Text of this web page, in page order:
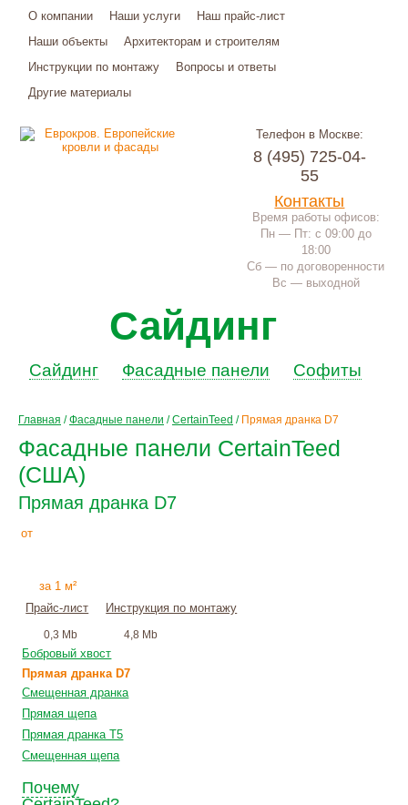
О компании Наши услуги
Наш прайс-лист
Наши объекты
Архитекторам и строителям
Инструкции по монтажу
Вопросы и ответы
Другие материалы
Телефон в Москве:
8 (495) 725-04-
55
Контакты
Время работы офисов:
Пн — Пт: с 09:00 до
18:00
Сб — по договоренности
Вс — выходной
Сайдинг
Сайдинг Фасадные панели Софиты
Главная /Фасадные панели /CertainTeed / Прямая дранка D7
Фасадные панели CertainTeed
(США)
Прямая дранка D7
от
за 1 м²
Прайс-лист
0,3 Mb
Инструкция по монтажу
4,8 Mb
Бобровый хвост
Прямая дранка D7
Смещенная дранка
Прямая щепа
Прямая дранка T5
Смещенная щепа
Почему